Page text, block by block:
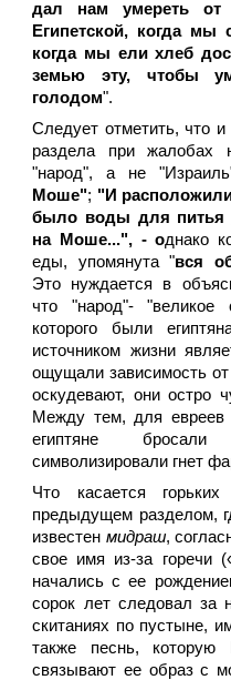
дал нам умереть от
Египетской, когда
когда мы ели хлеб
земью эту, чтобы
голодом".
Следует отметить, что
раздела при жалобах
"народ", а не
Моше"; "И
было воды для питья
на Моше...", - однако
еды, упомянута "вся
Это нуждается в
что "народ"- "великое
которого были
источником жизни
ощущали зависимость
оскудевают, они остро
Между тем, для евреев
египтяне бросали
символизировали гнет
Что касается
предыдущем разделом,
известен мидраш,
свое имя из-за горечи
начались с ее
сорок лет следовал за
скитаниях по пустыне,
также песнь,
связывают ее образ с